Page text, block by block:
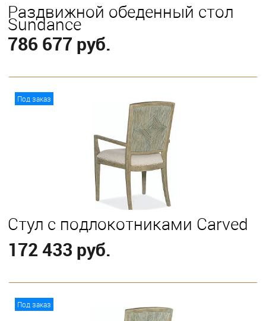
Раздвижной обеденный стол
Sundance
786 677 руб.
Под заказ
Стул с подлокотниками Carved
172 433 руб.
Под заказ